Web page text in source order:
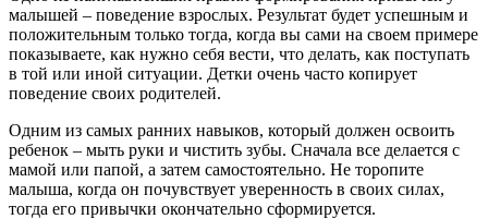
малышей – поведение взрослых. Результат будет успешным и
положительным только тогда, когда вы сами на своем примере
показываете, как нужно себя вести, что делать, как поступать
в той или иной ситуации. Детки очень часто копирует
поведение своих родителей.
Одним из самых ранних навыков, который должен освоить
ребенок – мыть руки и чистить зубы. Сначала все делается с
мамой или папой, а затем самостоятельно. Не торопите
малыша, когда он почувствует уверенность в своих силах,
тогда его привычки окончательно сформируется.